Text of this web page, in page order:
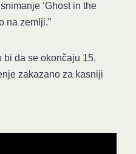
‘Ghost in the
na zemlji.”
bi da se okončaju 15.
zakazano za kasniji